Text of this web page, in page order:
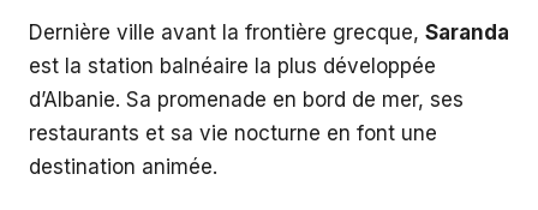
Dernière ville avant la frontière grecque, Saranda
est la station balnéaire la plus développée
d’Albanie. Sa promenade en bord de mer, ses
restaurants et sa vie nocturne en font une
destination animée.